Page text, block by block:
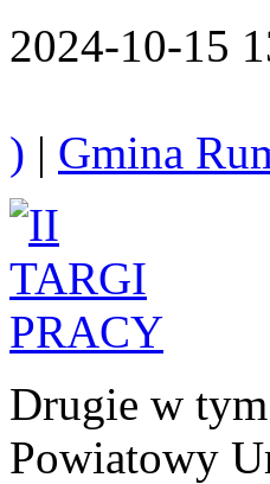
2024-10-15
) | Gmina
Drugie w
Powiatowy